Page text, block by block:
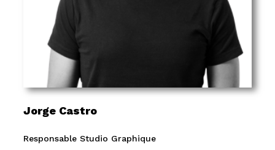
Jorge Castro
Responsable Studio Graphique